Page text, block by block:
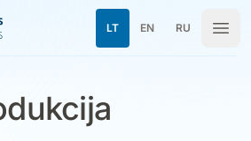
LT EN RU